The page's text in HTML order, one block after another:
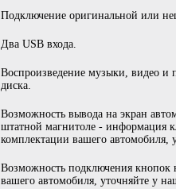
Подключение оригинальной или
Два USB входа.
Воспроизведение музыки, видео и
диска.
Возможность вывода на экран
штатной магнитоле - информация
комплектации вашего
Возможность подключения кнопок
вашего автомобиля, уточняйте у